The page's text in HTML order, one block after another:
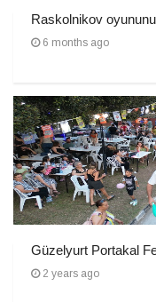
Raskolnikov
6 months ago
Güzelyurt Portakal
2 years ago